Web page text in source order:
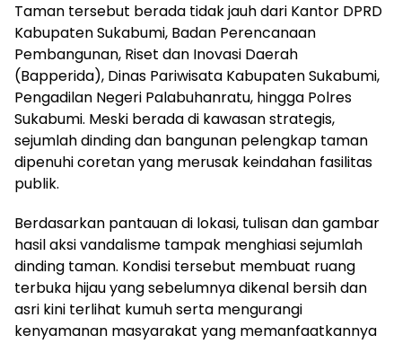
Taman tersebut berada tidak jauh dari Kantor DPRD
Kabupaten Sukabumi, Badan Perencanaan
Pembangunan, Riset dan Inovasi Daerah
(Bapperida), Dinas Pariwisata Kabupaten Sukabumi,
Pengadilan Negeri Palabuhanratu, hingga Polres
Sukabumi. Meski berada di kawasan strategis,
sejumlah dinding dan bangunan pelengkap taman
dipenuhi coretan yang merusak keindahan fasilitas
publik.
Berdasarkan pantauan di lokasi, tulisan dan gambar
hasil aksi vandalisme tampak menghiasi sejumlah
dinding taman. Kondisi tersebut membuat ruang
terbuka hijau yang sebelumnya dikenal bersih dan
asri kini terlihat kumuh serta mengurangi
kenyamanan masyarakat yang memanfaatkannya